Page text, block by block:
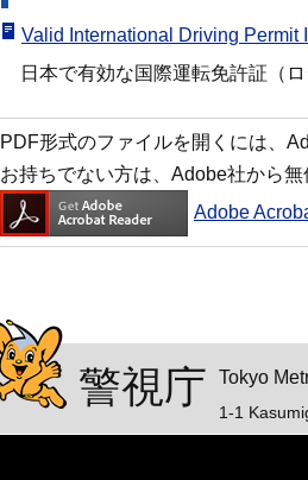
Valid International Driving Permit
日本で有効な国際運転免許証（ロ
PDF形式のファイルを開くには、
お持ちでない方は、Adobe社から無
Adobe
警視庁 Tokyo
1-1